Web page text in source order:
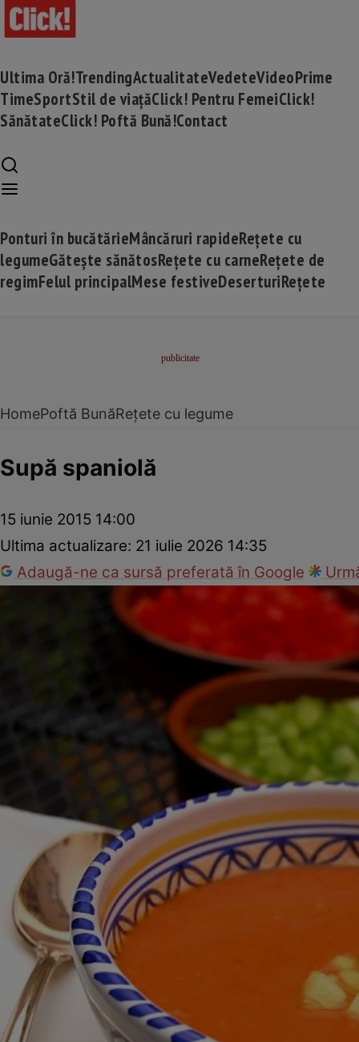
Ultima Oră!TrendingActualitateVedeteVideoPrime
TimeSportStil de viațăClick! Pentru FemeiClick!
SănătateClick! Poftă Bună!Contact
Ponturi în bucătărieMâncăruri rapideRețete cu
legumeGătește sănătosRețete cu carneRețete de
regimFelul principalMese festiveDeserturiRețete
HomePoftă BunăRețete cu legume
Supă spaniolă
15 iunie 2015 14:00
Ultima actualizare: 21 iulie 2026 14:35
Adaugă-ne ca sursă preferată în Google